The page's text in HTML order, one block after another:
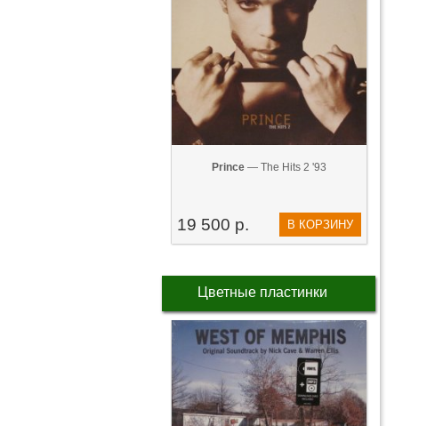
Prince — The Hits 2 '93
19 500 р. В КОРЗИНУ
Цветные пластинки